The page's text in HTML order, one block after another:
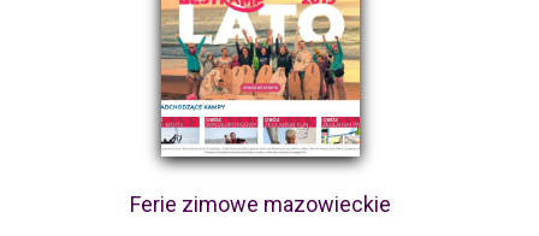
Ferie zimowe mazowieckie